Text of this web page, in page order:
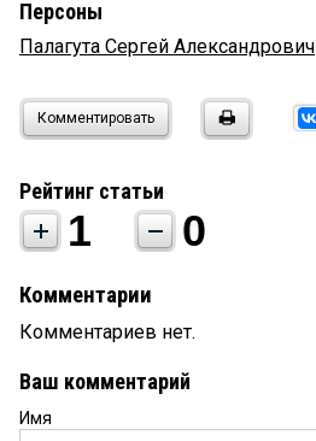
Персоны
Палагута Сергей Александрович
Комментировать
Рейтинг статьи
1 0
Комментарии
Комментариев нет.
Ваш комментарий
Имя